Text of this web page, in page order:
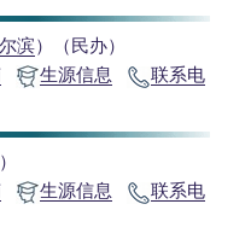
滨）（民办）
生源信息
联系电
）
生源信息
联系电